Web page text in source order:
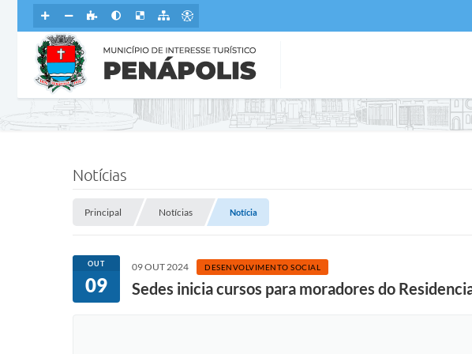
Notícias
Principal Notícias Notícia
OUT
09
09 OUT 2024 DESENVOLVIMENTO SOCIAL
Sedes inicia cursos para moradores do